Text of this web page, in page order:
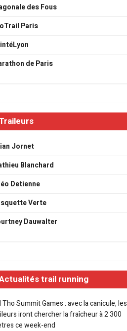
des Fous
Paris
de Paris
Jornet
Blanchard
Detienne
Verte
Dauwalter
trail running
Tho Summit Games : avec la canicule, les
iront chercher la fraîcheur à 2 300
ce week-end